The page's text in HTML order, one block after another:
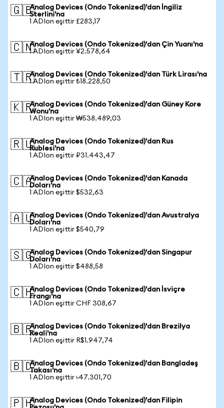
🇬🇧Analog Devices (Ondo Tokenized)'dan İngiliz
Sterlini'na
1 ADIon eşittir £283,17
🇨🇳Analog Devices (Ondo Tokenized)'dan Çin Yuanı'na
1 ADIon eşittir ¥2.578,64
🇹🇷Analog Devices (Ondo Tokenized)'dan Türk Lirası'na
1 ADIon eşittir ₺18.228,50
🇰🇷Analog Devices (Ondo Tokenized)'dan Güney Kore
Wonu'na
1 ADIon eşittir ₩538.489,03
🇷🇺Analog Devices (Ondo Tokenized)'dan Rus
Rublesi'na
1 ADIon eşittir ₽31.443,47
🇨🇦Analog Devices (Ondo Tokenized)'dan Kanada
Doları'na
1 ADIon eşittir $532,63
🇦🇺Analog Devices (Ondo Tokenized)'dan Avustralya
Doları'na
1 ADIon eşittir $540,79
🇸🇬Analog Devices (Ondo Tokenized)'dan Singapur
Doları'na
1 ADIon eşittir $488,58
🇨🇭Analog Devices (Ondo Tokenized)'dan İsviçre
Frangı'na
1 ADIon eşittir CHF 308,67
🇧🇷Analog Devices (Ondo Tokenized)'dan Brezilya
Reali'na
1 ADIon eşittir R$1.947,74
🇧🇩Analog Devices (Ondo Tokenized)'dan Bangladeş
Takası'na
1 ADIon eşittir ৳47.301,70
🇵🇭Analog Devices (Ondo Tokenized)'dan Filipin